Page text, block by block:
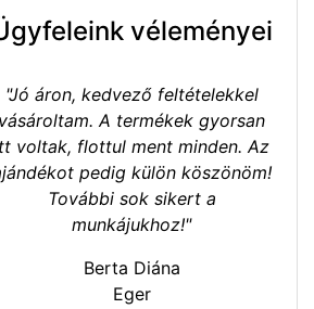
véleményei
"Jó áron, kedvező feltételekkel
vásároltam. A termékek gyorsan
voltak, flottul ment minden. Az
pedig külön köszönöm!
További sok sikert a
munkájukhoz!"
Berta Diána
Eger